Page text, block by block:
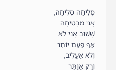
סְלִיחָה סְלִיחָה,
אֲנִי מַבְטִיחָה
שֶׁשׁוּב אֲנִי לֹא…
אַף פַּעַם יוֹתֵר.
וְלֹא אַעֲלִיב,
וְרַק אֲוַתֵּר